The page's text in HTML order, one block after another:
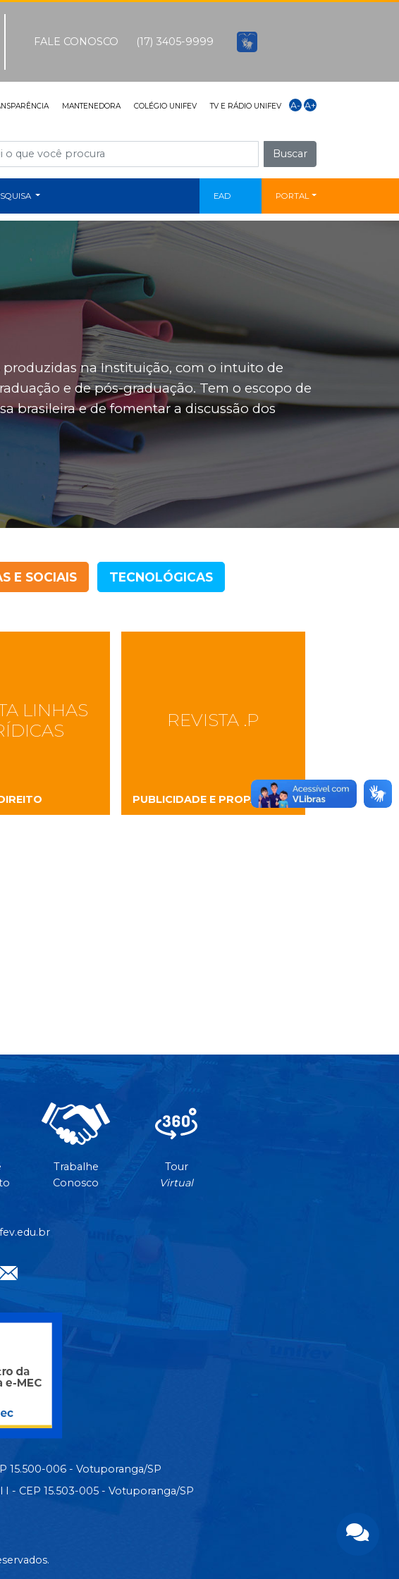
FALE CONOSCO (17) 3405-9999
MANTENEDORA COLÉGIO UNIFEV TV E RÁDIO UNIFEV A- A+
Buscar
EAD PORTAL
produzidas na Instituição, com o intuito de
e de pós-graduação. Tem o escopo de
brasileira e de fomentar a discussão dos
E SOCIAIS TECNOLÓGICAS
LINHAS
REVISTA .P
PUBLICIDADE E PROPAGANDA
Trabalhe
Conosco
Tour
Virtual
15.500-006 - Votuporanga/SP
I - CEP 15.503-005 - Votuporanga/SP